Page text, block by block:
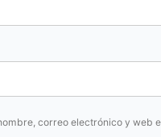
correo electrónico y web